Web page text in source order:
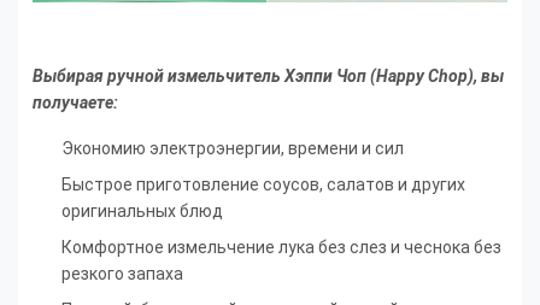
Выбирая ручной измельчитель Хэппи Чоп(Happy Chop), вы
получаете:
Экономию электроэнергии, времени и сил
Быстрое приготовление соусов, салатов и других
оригинальных блюд
Комфортное измельчение лука без слез и чеснока без
резкого запаха